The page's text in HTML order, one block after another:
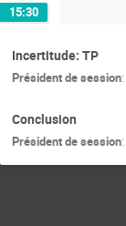
15:30
Incertitude: TP
Président de session:
Conclusion
Président de session: